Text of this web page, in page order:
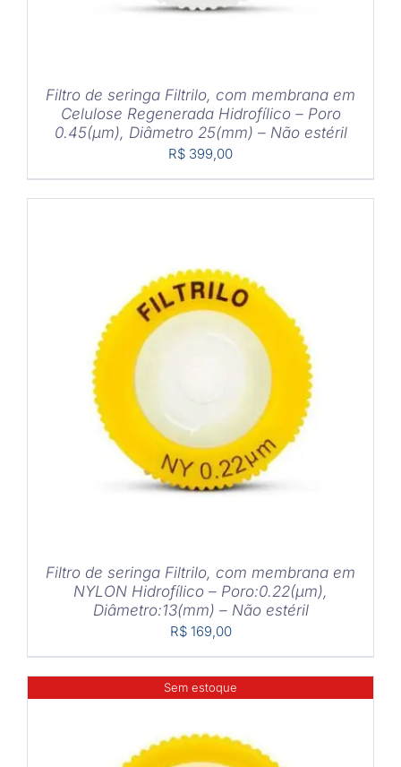
Filtro de seringa Filtrilo, com membrana em
Celulose Regenerada Hidrofílico – Poro
0.45(μm), Diâmetro 25(mm) – Não estéril
R$ 399,00
COMPRAR DETALHES
Filtro de seringa Filtrilo, com membrana em
NYLON Hidrofílico – Poro:0.22(μm),
Diâmetro:13(mm) – Não estéril
R$169,00
Sem estoque